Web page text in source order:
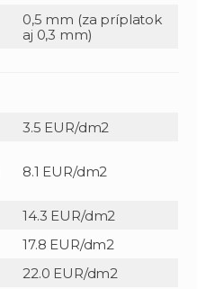
0,5 mm (za príplatok
aj 0,3 mm)
3.5 EUR/dm2
8.1 EUR/dm2
14.3 EUR/dm2
17.8 EUR/dm2
22.0 EUR/dm2